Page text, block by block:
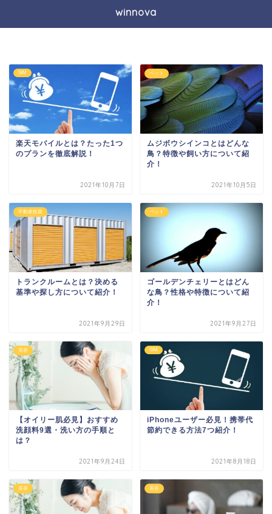
winnova
SIM
楽天モバイルとは？たった1つ
のプランを徹底解説！
2021年10月7日
ペット
ムジボウシインコとはどんな
鳥？特徴や飼い方について紹
介！
2021年10月5日
不動産投資
トランクルームとは？決める
基準や探し方について紹介！
2021年9月29日
ペット
ゴールデンチェリーとはどん
な鳥？性格や特徴について紹
介！
2021年9月27日
美容
【オイリー肌必見】おすすめ
洗顔料9選・洗い方の手順と
は？
2021年9月24日
SIM
iPhoneユーザー必見！携帯代
節約できる方法7つ紹介！
2021年8月18日
美容 美容